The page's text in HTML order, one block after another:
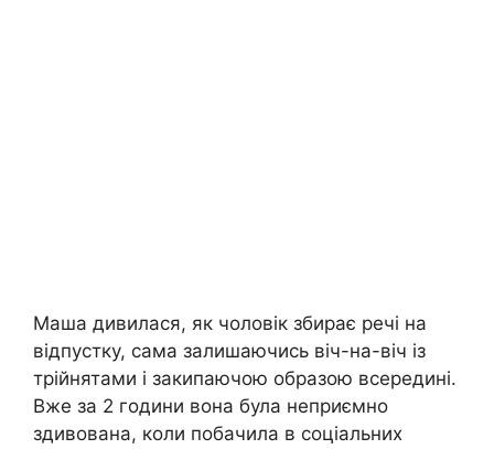
Маша дивилася, як чоловік збирає речі на
відпустку, сама залишаючись віч-на-віч із
трійнятами і закипаючою образою всередині.
Вже за 2 години вона була неприємно
здивована, коли побачила в соціальних